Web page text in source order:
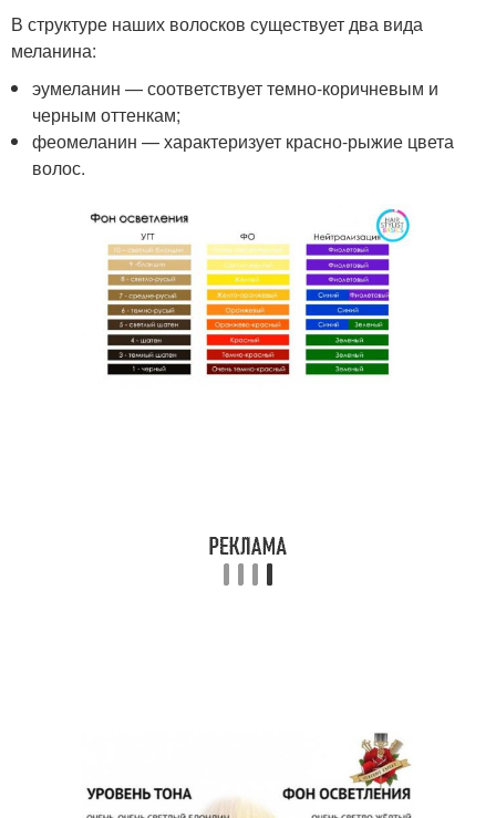
В структуре наших волосков существует два вида
меланина:
эумеланин — соответствует темно-коричневым и
черным оттенкам;
феомеланин — характеризует красно-рыжие цвета
волос.